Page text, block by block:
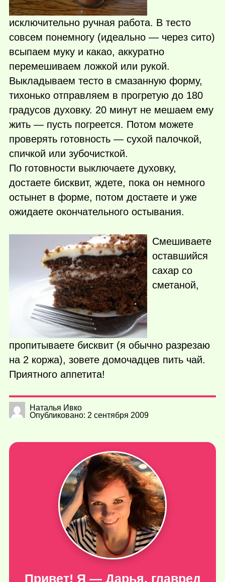
исключительно ручная работа. В тесто
совсем понемногу (идеально — через сито)
всыпаем муку и какао, аккуратно
перемешиваем ложкой или рукой.
Выкладываем тесто в смазанную форму,
тихонько отправляем в прогретую до 180
градусов духовку. 20 минут не мешаем ему
жить — пусть погреется. Потом можете
проверять готовность — сухой палочкой,
спичкой или зубочисткой.
По готовности выключаете духовку,
достаете бисквит, ждете, пока он немного
остынет в форме, потом достаете и уже
ожидаете окончательного остывания.
Смешиваете
оставшийся
сахар со
сметаной,
пропитываете бисквит (я обычно разрезаю
на 2 коржа), зовете домочадцев пить чай.
Приятного аппетита!
Наталья Ивко
Опубликовано: 2 сентября 2009
Привет! Я — Дарья, главред